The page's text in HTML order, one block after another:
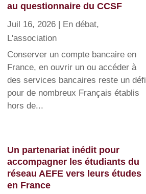
au questionnaire du CCSF
Juil 16, 2026| En débat,
L'association
Conserver un compte bancaire en
France, en ouvrir un ou accéder à
des services bancaires reste un défi
pour de nombreux Français établis
hors de...
Un partenariat inédit pour
accompagner les étudiants du
réseau AEFE vers leurs études
en France